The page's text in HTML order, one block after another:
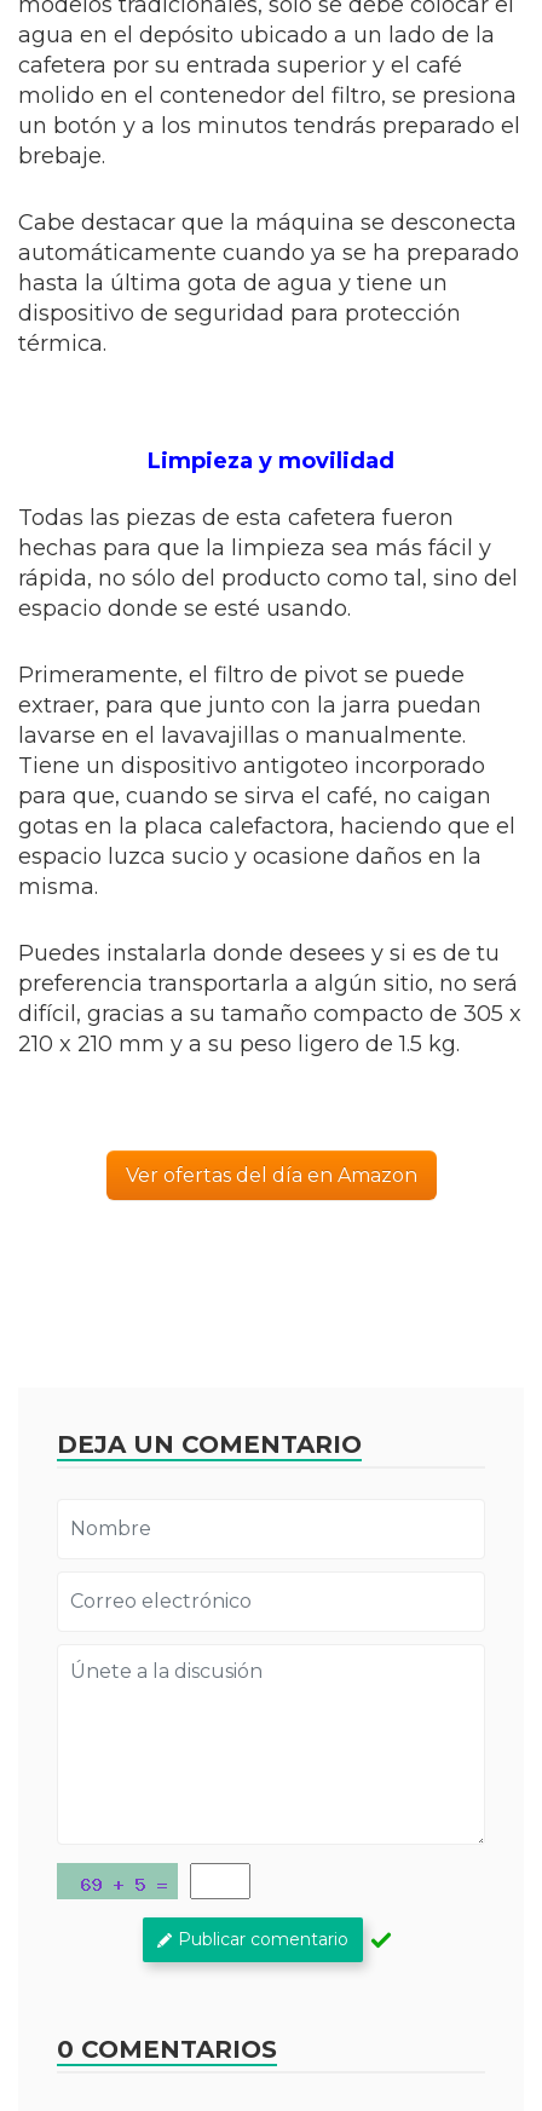
agua en el depósito ubicado a un lado de la
cafetera por su entrada superior y el café
molido en el contenedor del filtro, se presiona
un botón y a los minutos tendrás preparado el
brebaje.
Cabe destacar que la máquina se desconecta
automáticamente cuando ya se ha preparado
hasta la última gota de agua y tiene un
dispositivo de seguridad para protección
térmica.
Limpieza y movilidad
Todas las piezas de esta cafetera fueron
hechas para que la limpieza sea más fácil y
rápida, no sólo del producto como tal, sino del
espacio donde se esté usando.
Primeramente, el filtro de pivot se puede
extraer, para que junto con la jarra puedan
lavarse en el lavavajillas o manualmente.
Tiene un dispositivo antigoteo incorporado
para que, cuando se sirva el café, no caigan
gotas en la placa calefactora, haciendo que el
espacio luzca sucio y ocasione daños en la
misma.
Puedes instalarla donde desees y si es de tu
preferencia transportarla a algún sitio, no será
difícil, gracias a su tamaño compacto de 305 x
210 x 210 mm y a su peso ligero de 1.5 kg.
Ver ofertas del día en Amazon
DEJA UN COMENTARIO
Publicar comentario
0 COMENTARIOS